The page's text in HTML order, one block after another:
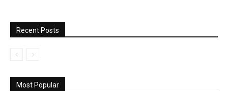
Recent Posts
Most Popular